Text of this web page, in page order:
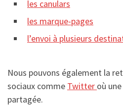
les canulars
les marque-pages
l’envoi à plusieurs
Nous pouvons également la
sociaux comme Twitter où
partagée.